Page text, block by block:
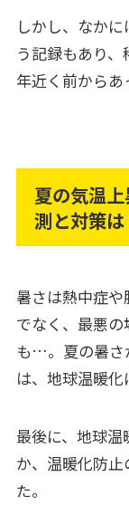
しかし、なか
う記録もあり
年近く前からあ
夏の気温
測と対策は
暑さは熱中症
でなく、最悪
も…。夏の暑さ
は、地球温暖化
最後に、地球
か、温暖化防
た。